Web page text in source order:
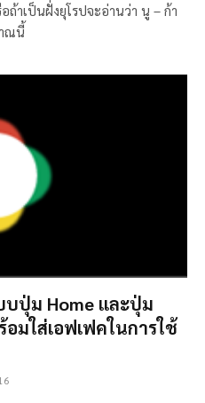
าเป็นฝั่งยุโรปจะอ่านว่า นู – ก้า
ณนี้
บปุ่ม Home และปุ่ม
มใส่เอฟเฟคในการใช้